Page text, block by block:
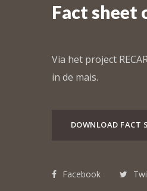
Fact sheet
Via het project
in de mais.
DOWNLOAD FACT
Facebook